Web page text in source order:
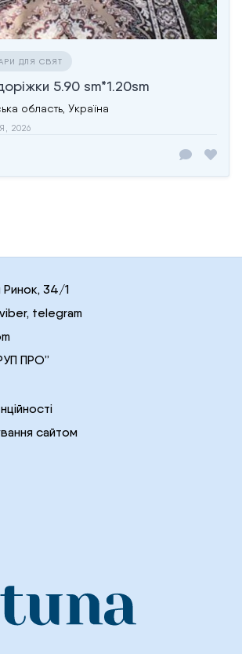
ДЛЯ СВЯТ
5.90 sm*1.20sm
область, Україна
2026
34/1
telegram
ПРО”
сайтом